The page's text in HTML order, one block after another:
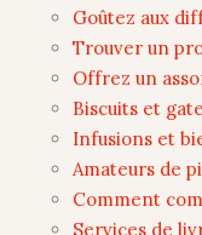
Goûtez aux
Trouver un
Offrez un
Biscuits et
Infusions et
Amateurs de
Comment
Services de